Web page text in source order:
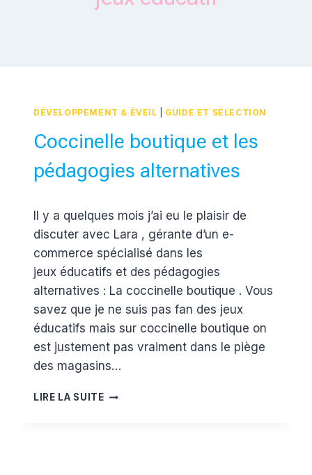
DÉVELOPPEMENT & ÉVEIL GUIDE ET SÉLECTION
Coccinelle boutique et les
pédagogies alternatives
Estelle
Il y a quelques mois j’ai eu le plaisir de
discuter avec Lara , gérante d’un e-
commerce spécialisé dans les
jeux éducatifs et des pédagogies
alternatives : La coccinelle boutique . Vous
savez que je ne suis pas fan des jeux
éducatifs mais sur coccinelle boutique on
est justement pas vraiment dans le piège
des magasins…
LIRE LA SUITECOCCINELLE